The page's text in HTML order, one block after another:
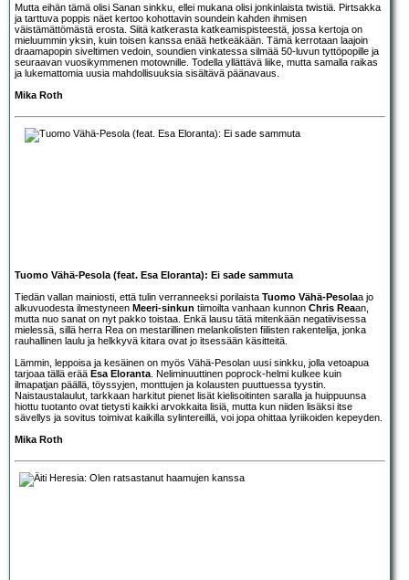
Mutta eihän tämä olisi Sanan sinkku, ellei mukana olisi jonkinlaista twistiä. Pirtsakka
ja tarttuva poppis näet kertoo kohottavin soundein kahden ihmisen
väistämättömästä erosta. Siitä katkerasta katkeamispisteestä, jossa kertoja on
mieluummin yksin, kuin toisen kanssa enää hetkeäkään. Tämä kerrotaan laajoin
draamapopin siveltimen vedoin, soundien vinkatessa silmää 50-luvun tyttöpopille ja
seuraavan vuosikymmenen motownille. Todella yllättävä liike, mutta samalla raikas
ja lukemattomia uusia mahdollisuuksia sisältävä päänavaus.
Mika Roth
Tuomo Vähä-Pesola (feat. Esa Eloranta): Ei sade sammuta
Tiedän vallan mainiosti, että tulin verranneeksi porilaista Tuomo Vähä-Pesolaa jo
alkuvuodesta ilmestyneen Meeri-sinkun tiimoilta vanhaan kunnon Chris Reaan,
mutta nuo sanat on nyt pakko toistaa. Enkä lausu tätä mitenkään negatiivisessa
mielessä, sillä herra Rea on mestarillinen melankolisten fiilisten rakentelija, jonka
rauhallinen laulu ja helkkyvä kitara ovat jo itsessään käsitteitä.
Lämmin, leppoisa ja kesäinen on myös Vähä-Pesolan uusi sinkku, jolla vetoapua
tarjoaa tällä erää Esa Eloranta . Neliminuuttinen poprock-helmi kulkee kuin
ilmapatjan päällä, töyssyjen, monttujen ja kolausten puuttuessa tyystin.
Naistaustalaulut, tarkkaan harkitut pienet lisät kielisoitinten saralla ja huippuunsa
hiottu tuotanto ovat tietysti kaikki arvokkaita lisiä, mutta kun niiden lisäksi itse
sävellys ja sovitus toimivat kaikilla sylintereillä, voi jopa ohittaa lyriikoiden kepeyden.
Mika Roth